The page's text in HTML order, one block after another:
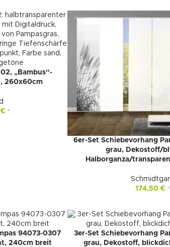
„Bambus“-
260x60cm
€ *
6er-Set Schiebevorhang
grau, Dekostoff/
Halborganza/
174,50€ *
94073-0307
240cm breit
3er-Set Schiebevorhang
grau, Dekostoff,